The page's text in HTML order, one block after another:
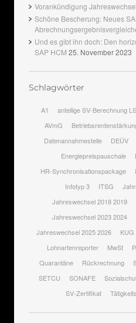
Vorankündigung
Schöne Bescherung: Neues
Und es gibt ihn doch: Den
SAP HCM 25. November 2023
Schlagwörter
A1 anteilige SV-Berechnung
AVmG
Datenannahmestelle
DEÜV
Energiepreispauschale
HR-Synchronisationspackage
Infotyp 3
ITSG
Jahreswechsel 2018 2019
Jahreswechsel 2023 2024
Jahreswechsel 2025 2026
KUG
Lohnartenreporter
MwSt
Quarantäne
Rückrechnung
SETCU
SONAFE
SV-Zertifikat